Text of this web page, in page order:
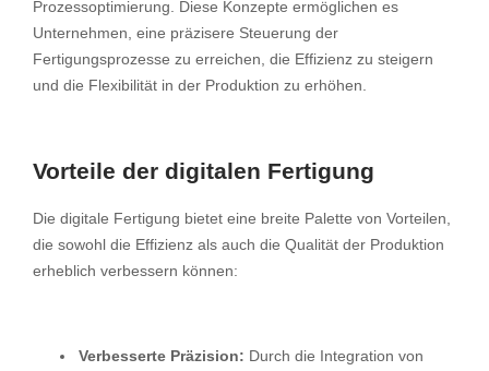
Prozessoptimierung. Diese Konzepte ermöglichen es
Unternehmen, eine präzisere Steuerung der
Fertigungsprozesse zu erreichen, die Effizienz zu steigern
und die Flexibilität in der Produktion zu erhöhen.
Vorteile der digitalen Fertigung
Die digitale Fertigung bietet eine breite Palette von Vorteilen,
die sowohl die Effizienz als auch die Qualität der Produktion
erheblich verbessern können:
Verbesserte Präzision: Durch die Integration von